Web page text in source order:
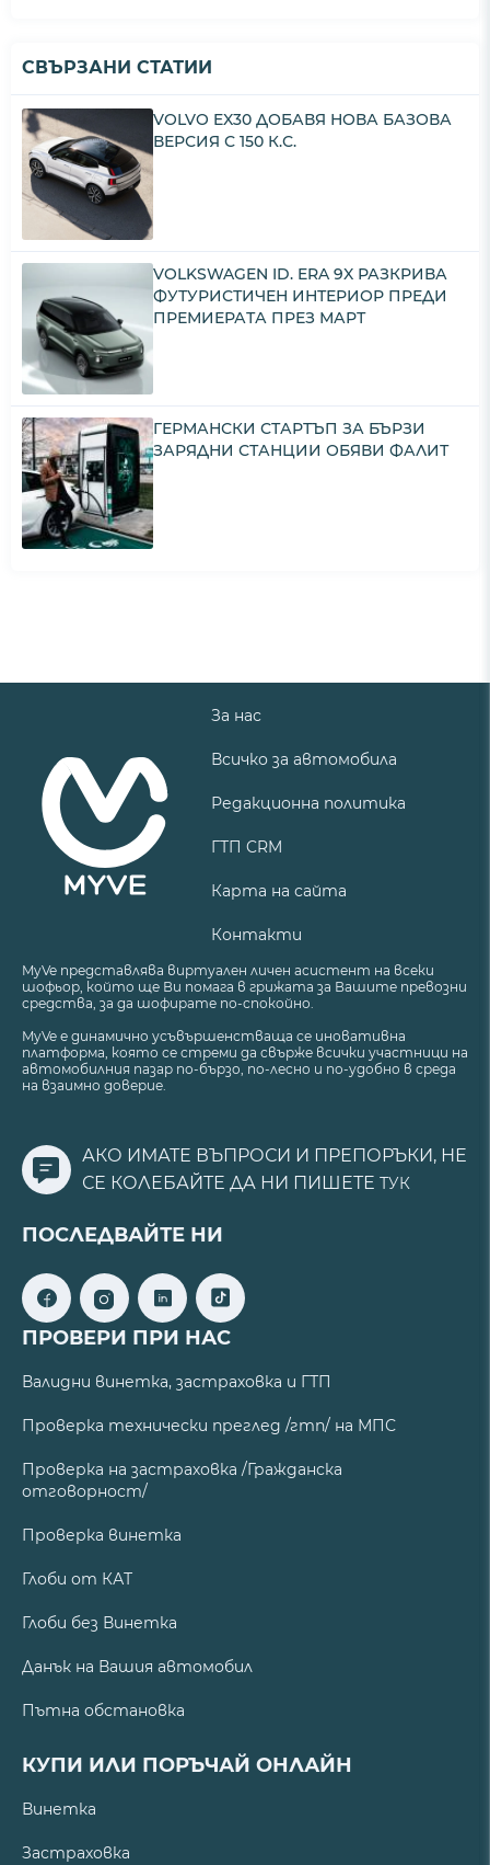
СВЪРЗАНИ СТАТИИ
VOLVO EX30 ДОБАВЯ НОВА БАЗОВА
ВЕРСИЯ С 150 К.С.
VOLKSWAGEN ID. ERA 9X РАЗКРИВА
ФУТУРИСТИЧЕН ИНТЕРИОР ПРЕДИ
ПРЕМИЕРАТА ПРЕЗ МАРТ
ГЕРМАНСКИ СТАРТЪП ЗА БЪРЗИ
ЗАРЯДНИ СТАНЦИИ ОБЯВИ ФАЛИТ
За нас
Всичко за автомобила
Редакционна политика
ГТП CRM
Карта на сайта
Контакти
MyVe представлява виртуален личен асистент на всеки
шофьор, който ще Ви помага в грижата за Вашите превозни
средства, за да шофирате по-спокойно.
MyVe е динамично усъвършенстваща се иновативна
платформа, която се стреми да свърже всички участници на
автомобилния пазар по-бързо, по-лесно и по-удобно в среда
на взаимно доверие.
АКО ИМАТЕ ВЪПРОСИ И ПРЕПОРЪКИ, НЕ
СЕ КОЛЕБАЙТЕ ДА НИ ПИШЕТЕ ТУК
ПОСЛЕДВАЙТЕ НИ
ПРОВЕРИ ПРИ НАС
Валидни винетка, застраховка и ГТП
Проверка технически преглед /гтп/ на МПС
Проверка на застраховка /Гражданска
отговорност/
Проверка винетка
Глоби от КАТ
Глоби без Винетка
Данък на Вашия автомобил
Пътна обстановка
КУПИ ИЛИ ПОРЪЧАЙ ОНЛАЙН
Винетка
Застраховка